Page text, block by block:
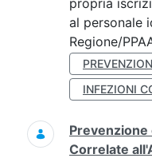
propria
al personale
Regione/
INFEZIONI
Correlate